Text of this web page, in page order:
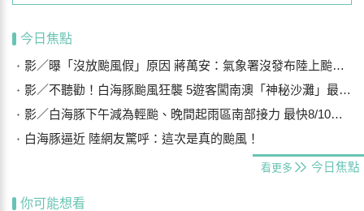
今日焦點
影／曝「沒放颱風假」原因 蔣萬安：氣象署沒發布陸上颱風警報
影／不聽勸！白海豚颱風狂襲 5遊客闖南澳「神秘沙灘」最高罰25萬
影／白海豚下午減為輕颱、晚間起雨區南部接力 最快8/10晨解除海警
白海豚逼近 陸網友驚呼：這次是真的颱風！
看更多 今日焦點
你可能想看